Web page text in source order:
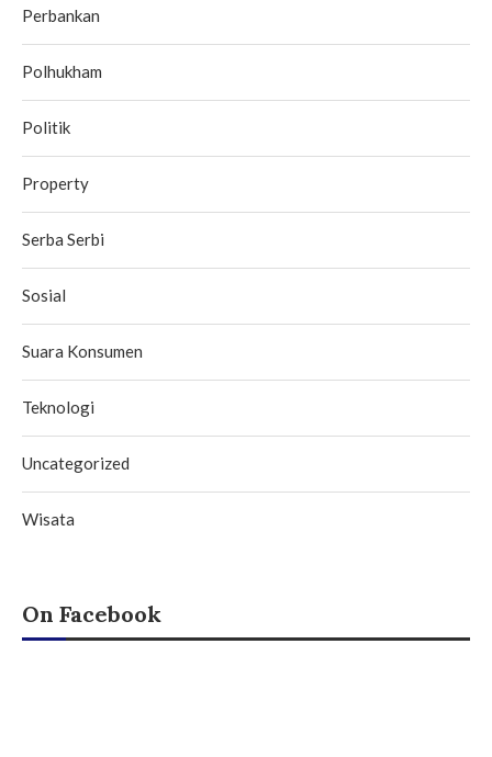
Perbankan
Polhukham
Politik
Property
Serba Serbi
Sosial
Suara Konsumen
Teknologi
Uncategorized
Wisata
On Facebook